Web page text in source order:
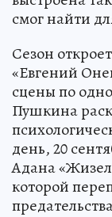
тенденции
выстроена
смог найти
Сезон
«Евгений
сцены по
Пушкина
день, 20